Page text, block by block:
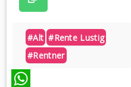
#alt #rente Lustig
#rentner